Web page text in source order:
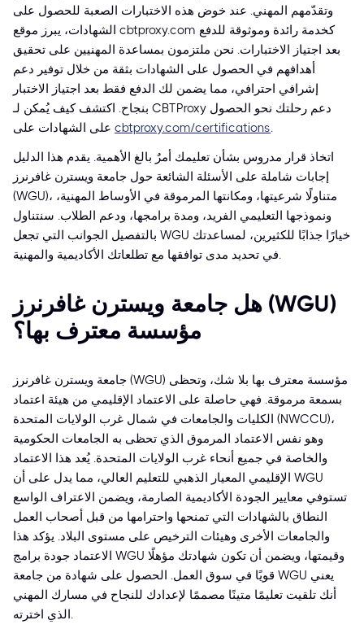
وتقدّمهم المهني. عند خوض هذه الاختبارات الصعبة للحصول على
الشهادات، يبرز موقع cbtproxy.com كخدمة رائدة وموثوقة للدفع
بعد اجتياز الاختبارات. نحن ملتزمون بمساعدة المهنيين على تحقيق
أهدافهم في الحصول على الشهادات بثقة من خلال توفير دعم
إشرافي احترافي، مما يضمن لك الدفع فقط بعد اجتياز الاختبار
بنجاح. اكتشف كيف يُمكن لـ CBTProxy دعم رحلتك نحو الحصول
cbtproxy.com/certifications.
اتخاذ قرار مدروس بشأن تعليمك أمرٌ بالغ الأهمية. يقدم هذا الدليل
إجابات شاملة على الأسئلة الشائعة حول جامعة ويسترن غافرنرز
(WGU)، متناولًا شرعيتها، ومكانتها المرموقة في الأوساط المهنية،
ونموذجها التعليمي الفريد، ومدة برامجها، ودعم الطلاب. سنتناول
بالتفصيل الجوانب التي تجعل WGU خيارًا جذابًا للكثيرين، لمساعدتك
في تحديد مدى توافقها مع تطلعاتك الأكاديمية والمهنية.
هل جامعة ويسترن غافرنرز (WGU)
مؤسسة معترف بها؟
جامعة ويسترن غافرنرز (WGU) مؤسسة معترف بها بلا شك، وتحظى
بسمعة مرموقة. فهي حاصلة على الاعتماد الإقليمي من هيئة اعتماد
الكليات والجامعات في شمال غرب الولايات المتحدة (NWCCU)،
وهو نفس الاعتماد المرموق الذي تحظى به الجامعات الحكومية
والخاصة في جميع أنحاء غرب الولايات المتحدة. يُعد هذا الاعتماد
الإقليمي المعيار الذهبي للتعليم العالي، مما يدل على أن WGU
تستوفي معايير الجودة الأكاديمية الصارمة، ويضمن الاعتراف الواسع
النطاق بالشهادات التي تمنحها واحترامها من قبل أصحاب العمل
والجامعات الأخرى وهيئات الترخيص على مستوى البلاد. يؤكد هذا
الاعتماد جودة برامج WGU وقيمتها، ويضمن أن تكون شهادتك مؤهلًا
قويًا في سوق العمل. الحصول على شهادة من جامعة WGU يعني
أنك تلقيت تعليمًا متينًا مصممًا لإعدادك للنجاح في مسارك المهني
الذي اخترته.